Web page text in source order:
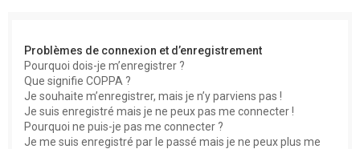
Problèmes de connexion et d’enregistrement
Pourquoi dois-je m’enregistrer ?
Que signifie COPPA ?
Je souhaite m’enregistrer, mais je n’y parviens pas !
Je suis enregistré mais je ne peux pas me connecter !
Pourquoi ne puis-je pas me connecter ?
Je me suis enregistré par le passé mais je ne peux plus me